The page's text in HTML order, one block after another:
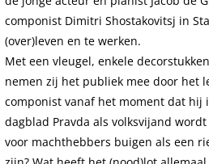
componist Dimitri Shostakovitsj in
(over)leven en te werken.
Met een vleugel, enkele
nemen zij het publiek mee door het
componist vanaf het moment dat hij
dagblad Pravda als volksvijand
voor machthebbers buigen als een